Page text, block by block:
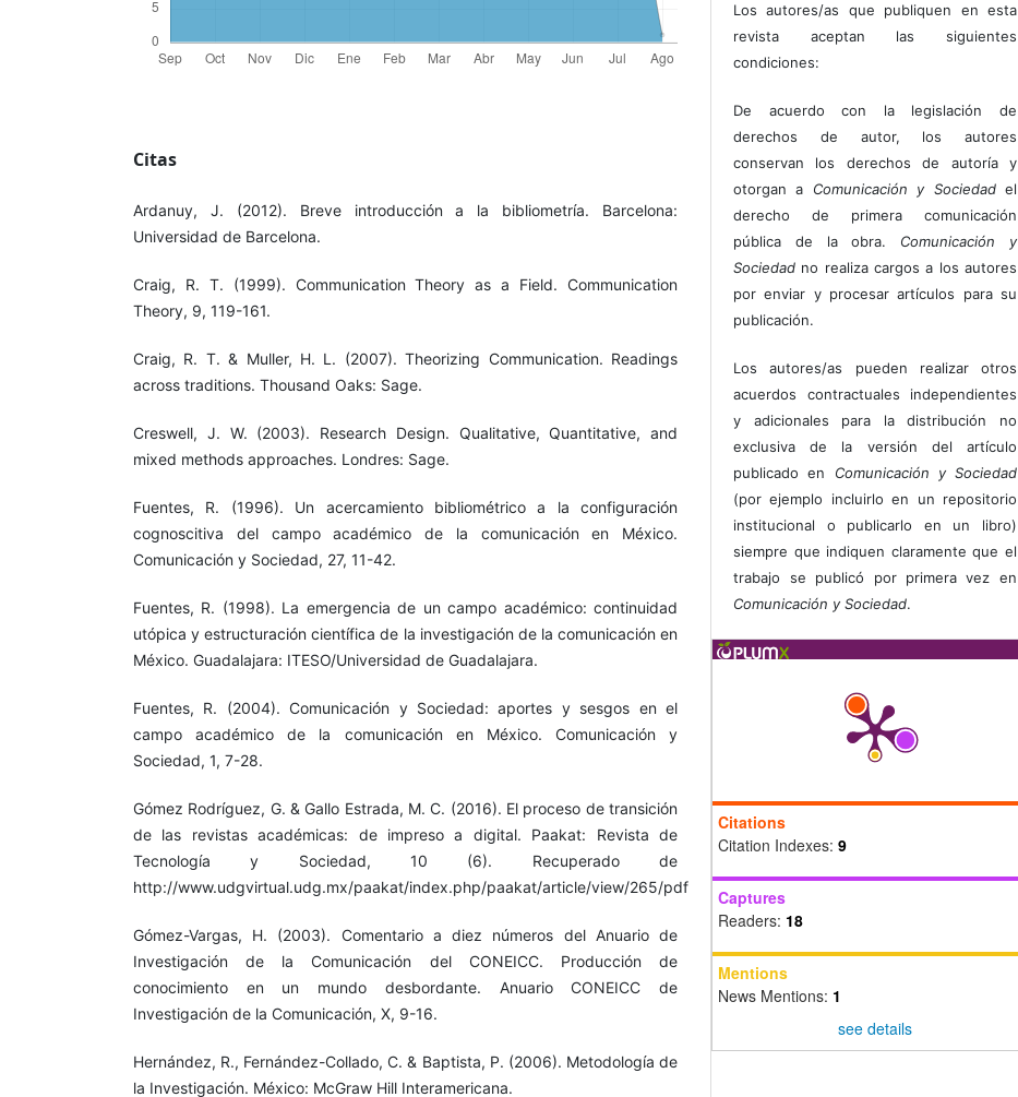
Citas
Ardanuy, J. (2012). Breve introducción a la bibliometría. Barcelona:
Universidad de Barcelona.
Craig, R. T. (1999). Communication Theory as a Field. Communication
Theory, 9, 119-161.
Craig, R. T. & Muller, H. L. (2007). Theorizing Communication. Readings
across traditions. Thousand Oaks: Sage.
Creswell, J. W. (2003). Research Design. Qualitative, Quantitative, and
mixed methods approaches. Londres: Sage.
Fuentes, R. (1996). Un acercamiento bibliométrico a la configuración
cognoscitiva del campo académico de la comunicación en México.
Comunicación y Sociedad, 27, 11-42.
Fuentes, R. (1998). La emergencia de un campo académico: continuidad
utópica y estructuración científica de la investigación de la comunicación en
México. Guadalajara: ITESO/Universidad de Guadalajara.
Fuentes, R. (2004). Comunicación y Sociedad: aportes y sesgos en el
campo académico de la comunicación en México. Comunicación y
Sociedad, 1, 7-28.
Gómez Rodríguez, G. & Gallo Estrada, M. C. (2016). El proceso de transición
de las revistas académicas: de impreso a digital. Paakat: Revista de
Tecnología y Sociedad, 10 (6). Recuperado de
http://www.udgvirtual.udg.mx/paakat/index.php/paakat/article/view/265/pdf
Gómez-Vargas, H. (2003). Comentario a diez números del Anuario de
Investigación de la Comunicación del CONEICC. Producción de
conocimiento en un mundo desbordante. Anuario CONEICC de
Investigación de la Comunicación, X, 9-16.
Hernández, R., Fernández-Collado, C. & Baptista, P. (2006). Metodología de
la Investigación. México: McGraw Hill Interamericana.
Los autores/as que publiquen en esta
revista aceptan las siguientes
condiciones:
De acuerdo con la legislación de
derechos de autor, los autores
conservan los derechos de autoría y
otorgan a Comunicación y Sociedadel
derecho de primera comunicación
pública de la obra. Comunicación y
Sociedad no realiza cargos a los autores
por enviar y procesar artículos para su
publicación.
Los autores/as pueden realizar otros
acuerdos contractuales independientes
y adicionales para la distribución no
exclusiva de la versión del artículo
publicado en Comunicación y Sociedad
(por ejemplo incluirlo en un repositorio
institucional o publicarlo en un libro)
siempre que indiquen claramente que el
trabajo se publicó por primera vez en
Comunicación y Sociedad.
Citations
Citation Indexes: 9
Captures
Readers: 18
Mentions
News Mentions: 1
see details